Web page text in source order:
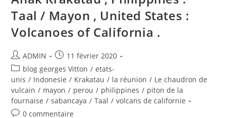
Taal / Mayon , United States :
Volcanoes of California .
Auteur/autrice
de
la
publication :
ADMIN
Publication
publiée :
11 février 2020
Post
category:
blog georges Vitton / etats-
unis / Indonesie / Krakatau / la réunion / Le chaudron de
vulcain / mayon / perou / philippines / piton de la
fournaise / sabancaya / Taal / volcans de californie
Commentaires
0 commentaire